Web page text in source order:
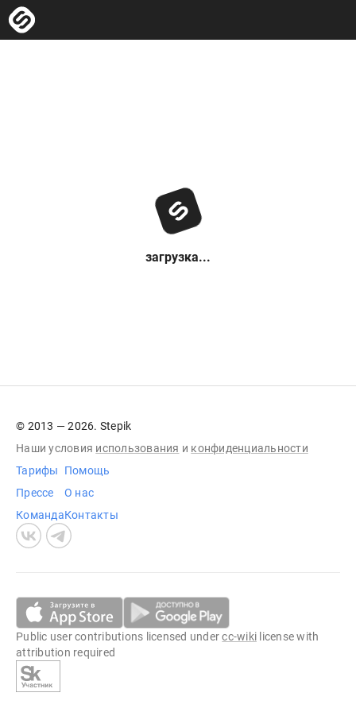
загрузка...
© 2013 — 2026. Stepik
Наши условия использования и конфиденциальности
Тарифы
Прессе
Команда
Помощь
О нас
Контакты
Public user contributions licensed undercc-wiki license with
attribution required